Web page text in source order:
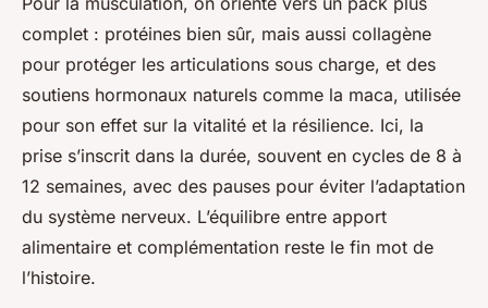
complet : protéines bien sûr, mais aussi collagène
pour protéger les articulations sous charge, et des
soutiens hormonaux naturels comme la maca, utilisée
pour son effet sur la vitalité et la résilience. Ici, la
prise s’inscrit dans la durée, souvent en cycles de 8 à
12 semaines, avec des pauses pour éviter l’adaptation
du système nerveux. L’équilibre entre apport
alimentaire et complémentation reste le fin mot de
l’histoire.